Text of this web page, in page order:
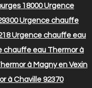
18000Urgence
Urgence chauffe
Urgence chauffe eau
chauffe eau Thermor à
à Magny en Vexin
à Chaville 92370